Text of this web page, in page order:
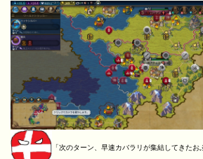
「次のターン、早速カバラリが集結してきた